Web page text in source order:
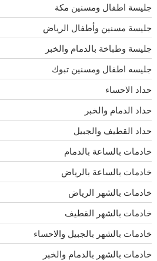
جليسة اطفال ومسنين مكة
جليسة مسنين وأطفال الرياض
جليسة وطباخة بالدمام والخبر
جليسه اطفال ومسنين تبوك
حداد الاحساء
حداد الدمام والخبر
حداد القطيف والجبيل
خادمات بالساعة بالدمام
خادمات بالساعة بالرياض
خادمات بالشهر الرياض
خادمات بالشهر القطيف
خادمات بالشهر بالجبيل والاحساء
خادمات بالشهر بالدمام والخبر